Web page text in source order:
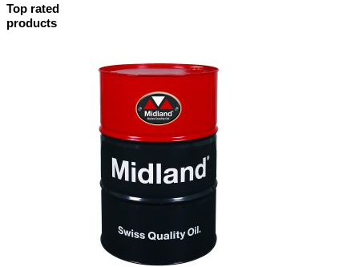
Top rated
products